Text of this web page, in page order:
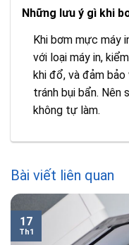
Những lưu ý gì khi
Khi bơm mực máy
với loại máy in,
khi đổ, và đảm
tránh bụi bẩn. Nên
không tự làm.
Bài viết liên quan
17
Th1